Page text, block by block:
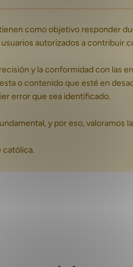
como objetivo responder
autorizados a contribuir
y la conformidad con las
o contenido que esté en
error que sea identificado.
y por eso,
católica.